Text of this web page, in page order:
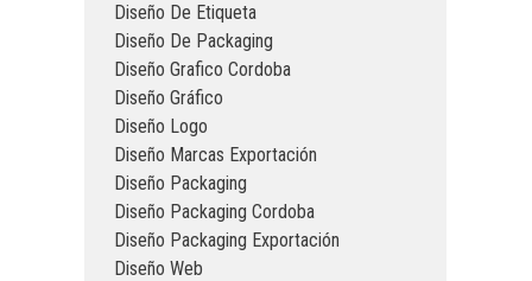
Diseño De Etiqueta
Diseño De Packaging
Diseño Grafico Cordoba
Diseño Gráfico
Diseño Logo
Diseño Marcas Exportación
Diseño Packaging
Diseño Packaging Cordoba
Diseño Packaging Exportación
Diseño Web